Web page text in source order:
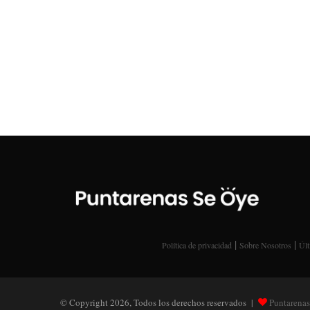
Política de privacidad | Sobre Nosotros |
© Copyright 2026, Todos los derechos reservados |